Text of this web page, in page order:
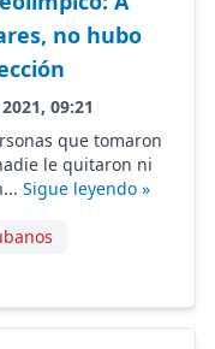
no hubo
09:21
que tomaron
le quitaron ni
Sigue leyendo »